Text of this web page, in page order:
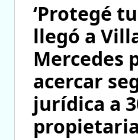
‘Protegé tu
llegó a
Mercedes
acercar
jurídica a